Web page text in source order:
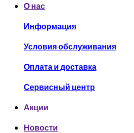
О нас
Информация
Условия обслуживания
Оплата и доставка
Сервисный центр
Акции
Новости